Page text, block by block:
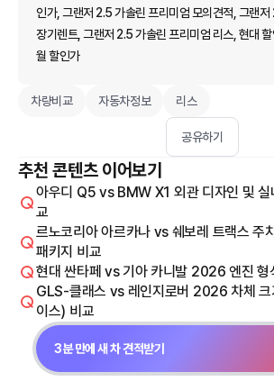
인가, 그랜저 2.5 가솔린 프리미엄 모의견적, 그랜
장기렌트, 그랜저 2.5 가솔린 프리미엄 리스, 현대
월 할인가
차량비교 자동차정보 리스
공유하기
추천 콘텐츠 이어보기
아우디 Q5 vs BMW X1 외관 디자인 및 실
교
르노코리아 아르카나 vs 쉐보레 트랙스 주
패키지 비교
현대 싼타페 vs 기아 카니발 2026 엔진 형
GLS-클래스 vs 레인지로버 2026 차체 크
이스) 비교
3분 만에 새 차 견적받기